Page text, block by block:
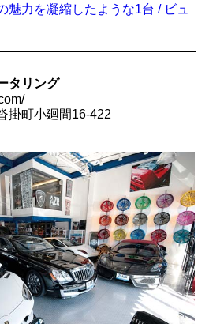
魅力を凝縮したような1台 / ビュ
タリング
掛町小廻間16-422